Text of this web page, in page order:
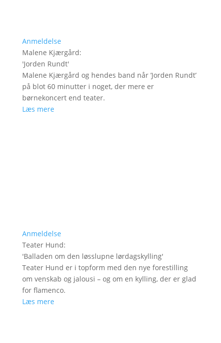
Anmeldelse
Malene Kjærgård:
'Jorden Rundt'
Malene Kjærgård og hendes band når ’Jorden Rundt’
på blot 60 minutter i noget, der mere er
børnekoncert end teater.
Læs mere
Anmeldelse
Teater Hund:
'Balladen om den løsslupne lørdagskylling'
Teater Hund er i topform med den nye forestilling
om venskab og jalousi – og om en kylling, der er glad
for flamenco.
Læs mere